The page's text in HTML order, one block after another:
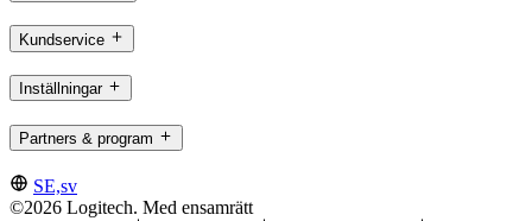
Kundservice
Inställningar
Partners & program
SE,sv
©2026 Logitech. Med ensamrätt